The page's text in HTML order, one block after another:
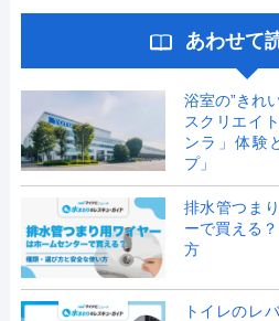
あわせて
浴室の”きれ
スクリエイ
ンラ」体験
プ」
排水管つま
ーで買える
方
トイレのレ